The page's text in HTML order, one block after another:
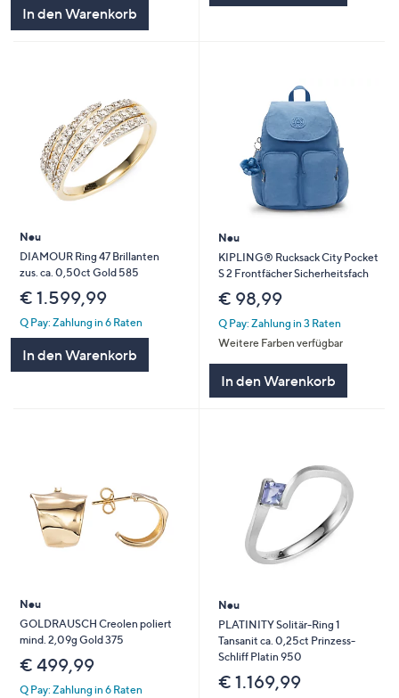
In den Warenkorb
Neu
DIAMOUR Ring 47 Brillanten
zus. ca. 0,50ct Gold 585
€ 1.599,99
Q Pay: Zahlung in 6 Raten
In den Warenkorb
Neu
KIPLING® Rucksack City Pocket
S 2 Frontfächer Sicherheitsfach
€ 98,99
Q Pay: Zahlung in 3 Raten
Weitere Farben verfügbar
In den Warenkorb
Neu
GOLDRAUSCH Creolen poliert
mind. 2,09g Gold 375
€ 499,99
Q Pay: Zahlung in 6 Raten
Neu
PLATINITY Solitär-Ring 1
Tansanit ca. 0,25ct Prinzess-
Schliff Platin 950
€ 1.169,99